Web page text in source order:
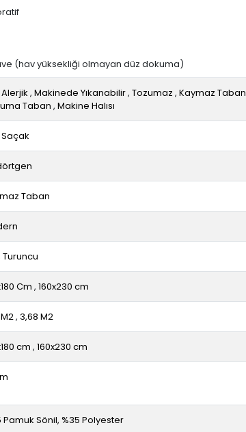
(hav yüksekliği olmayan düz dokuma)
,Makinede Yıkanabilir,Tozumaz ,Kaymaz Taban
Taban ,Makine Halısı
Saçak
Taban
Turuncu
Cm ,160x230 cm
,3,68 M2
cm ,160x230 cm
Pamuk Sönil, %35 Polyester